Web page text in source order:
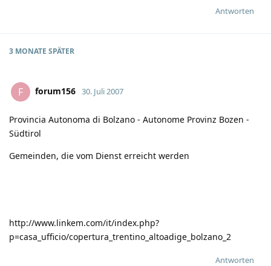
Antworten
3 MONATE SPÄTER
F forum156 30. Juli 2007
Provincia Autonoma di Bolzano - Autonome Provinz Bozen -
Südtirol
Gemeinden, die vom Dienst erreicht werden
http://www.linkem.com/it/index.php?
p=casa_ufficio/copertura_trentino_altoadige_bolzano_2
Antworten